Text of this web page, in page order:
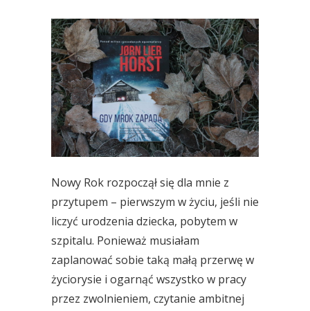
Nowy Rok rozpoczął się dla mnie z
przytupem – pierwszym w życiu, jeśli nie
liczyć urodzenia dziecka, pobytem w
szpitalu. Ponieważ musiałam
zaplanować sobie taką małą przerwę w
życiorysie i ogarnąć wszystko w pracy
przez zwolnieniem, czytanie ambitnej